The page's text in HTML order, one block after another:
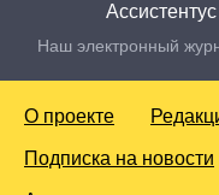
Наш электронный
О проекте
Подписка на новости